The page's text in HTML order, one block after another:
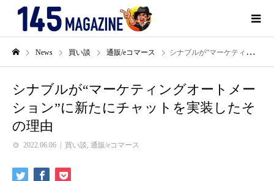
News 買い談 通販/eコマース シナブルが“マーケティングオートメーション”に新たにチャットを実装したその理由
シナブルが“マーケティングオートメー
ション”に新たにチャットを実装したそ
の理由
2022.06.06 買い談 通販/eコマース